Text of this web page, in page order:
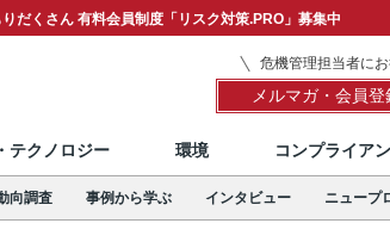
だくさん 有料会員制度「リスク対策.PRO」募集中
危機管理担当者に
メルマガ・会員
テクノロジー 環境 コンプライア
向調査 事例から学ぶ インタビュー ニュープ